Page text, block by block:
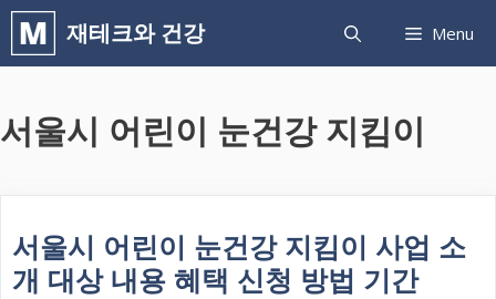
컨
텐
로
기
재테크와 건강 Menu
서울시 어린이 눈건강 지킴이
서울시 어린이 눈건강 지킴이 사업 소
개 대상 내용 혜택 신청 방법 기간